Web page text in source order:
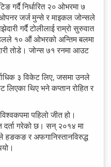
गर्दै निर्धारित २० ओभरमा ७
जर्ज मुन्से र माइकल जोन्सले
गर्दै टोलीलाई राम्रो सुरुवात
१० औं ओभरको अन्तिम बलमा
तोडे। जोन्स ७१ रनमा आउट
३ विकेट लिए, जसमा उनले
थिए भने कप्तान रोहित र
पहिलो जीत हो।
दर्ता गरेको छ। सन् २०१४ मा
हङकङ र अफगानिस्तानविरुद्ध